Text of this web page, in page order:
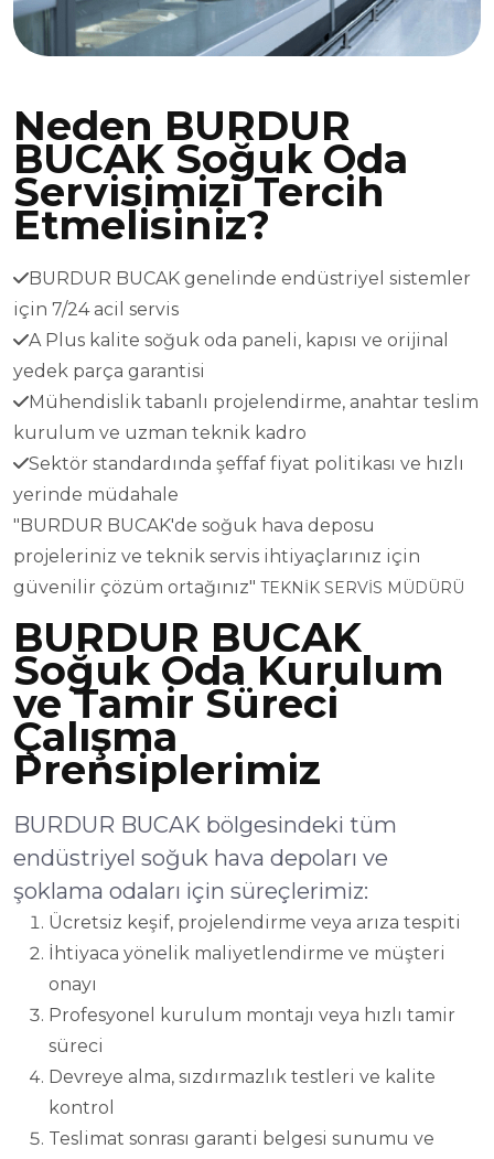
Neden BURDUR
BUCAK Soğuk Oda
Servisimizi Tercih
Etmelisiniz?
BURDUR BUCAK genelinde endüstriyel sistemler
için 7/24 acil servis
A Plus kalite soğuk oda paneli, kapısı ve orijinal
yedek parça garantisi
Mühendislik tabanlı projelendirme, anahtar teslim
kurulum ve uzman teknik kadro
Sektör standardında şeffaf fiyat politikası ve hızlı
yerinde müdahale
"BURDUR BUCAK'de soğuk hava deposu
projeleriniz ve teknik servis ihtiyaçlarınız için
güvenilir çözüm ortağınız" TEKNİK SERVİS MÜDÜRÜ
BURDUR BUCAK
Soğuk Oda Kurulum
ve Tamir Süreci
Çalışma
Prensiplerimiz
BURDUR BUCAK bölgesindeki tüm
endüstriyel soğuk hava depoları ve
şoklama odaları için süreçlerimiz:
Ücretsiz keşif, projelendirme veya arıza tespiti
İhtiyaca yönelik maliyetlendirme ve müşteri
onayı
Profesyonel kurulum montajı veya hızlı tamir
süreci
Devreye alma, sızdırmazlık testleri ve kalite
kontrol
Teslimat sonrası garanti belgesi sunumu ve